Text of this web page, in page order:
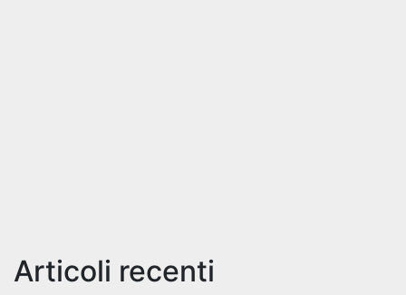
Articoli recenti